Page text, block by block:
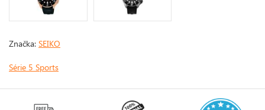
Značka: SEIKO
Série 5 Sports